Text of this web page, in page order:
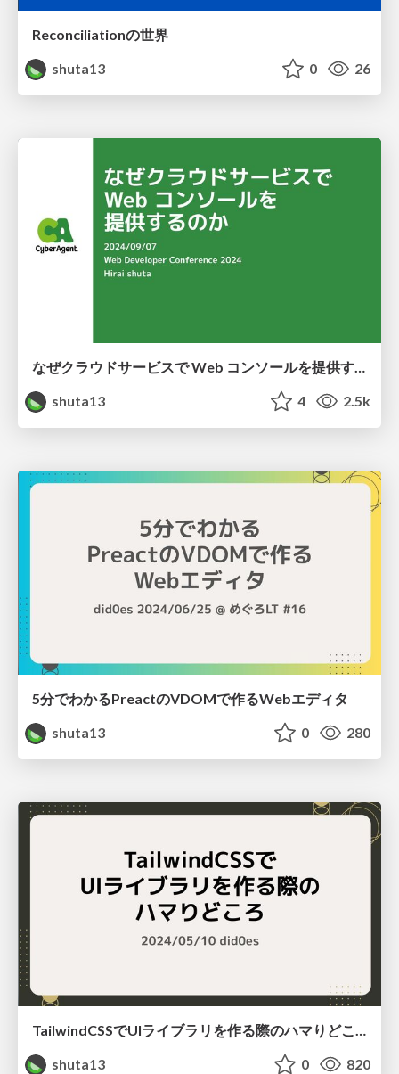
Reconciliationの世界
shuta13
0 26
shuta13
4 2.5k
5分でわかるPreactのVDOMで作るWebエディタ
shuta13
0 280
TailwindCSSでUIライブラリを作る際のハマりどころ
shuta13
0 820